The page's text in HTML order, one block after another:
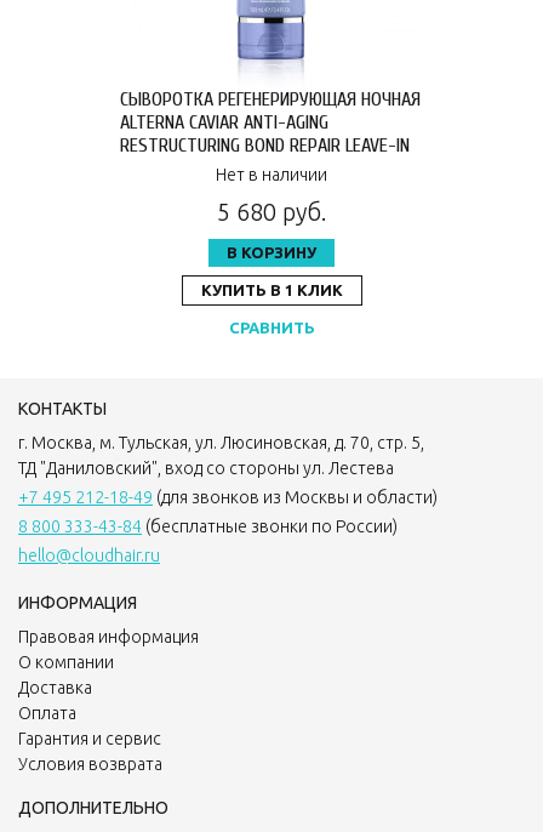
СЫВОРОТКА РЕГЕНЕРИРУЮЩАЯ НОЧНАЯ
ALTERNA CAVIAR ANTI-AGING
RESTRUCTURING BOND REPAIR LEAVE-IN
OVERNIGHT SERUM 100 МЛ 68540RE
Нет в наличии
5 680 руб.
В КОРЗИНУ
КУПИТЬ В 1 КЛИК
СРАВНИТЬ
КОНТАКТЫ
г. Москва, м. Тульская, ул. Люсиновская, д. 70, стр. 5,
ТД "Даниловский", вход со стороны ул. Лестева
+7 495 212-18-49 (для звонков из Москвы и области)
8 800 333-43-84 (бесплатные звонки по России)
hello@cloudhair.ru
ИНФОРМАЦИЯ
Правовая информация
О компании
Доставка
Оплата
Гарантия и сервис
Условия возврата
ДОПОЛНИТЕЛЬНО